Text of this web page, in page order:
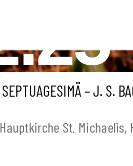
– J. S.
St. Michaelis,